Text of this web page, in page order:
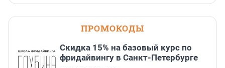
ПРОМОКОДЫ
Скидка 15% на базовый курс по
фридайвингу в Санкт-Петербурге